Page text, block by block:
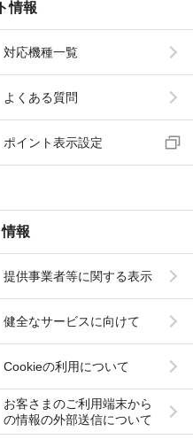
情報
対応機種一覧
よくある質問
ポイント表示設定
報
提供事業者等に関する表示
健全なサービスに向けて
Cookieの利用について
お客さまのご利用端末から
の情報の外部送信について